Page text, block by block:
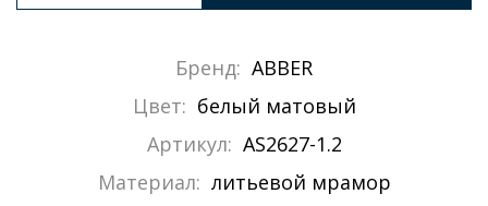
Бренд: ABBER
Цвет: белый матовый
Артикул: AS2627-1.2
Материал: литьевой мрамор